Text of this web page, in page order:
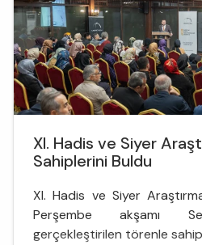
XI. Hadis ve Siyer
Sahiplerini Buldu
XI. Hadis ve Siyer
Perşembe akşamı
gerçekleştirilen törenle